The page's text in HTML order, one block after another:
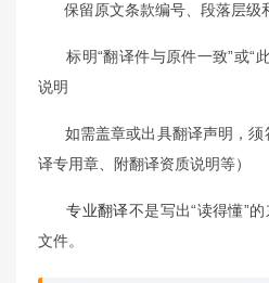
保留原文条款编号、段落层级
标明“翻译件与原件一致”或“
说明
如需盖章或出具翻译声明，
译专用章、附翻译资质说明等）
专业翻译不是写出“读得懂”
文件。